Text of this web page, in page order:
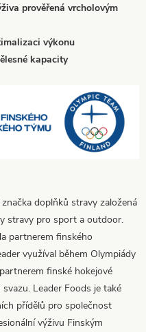
prověřená vrcholovým
výkonu
kapacity
doplňků stravy založená
stravy pro sport a outdoor.
partnerem finského
využíval během Olympiády
finské hokejové
Leader Foods je také
přídělů pro společnost
výživu Finským